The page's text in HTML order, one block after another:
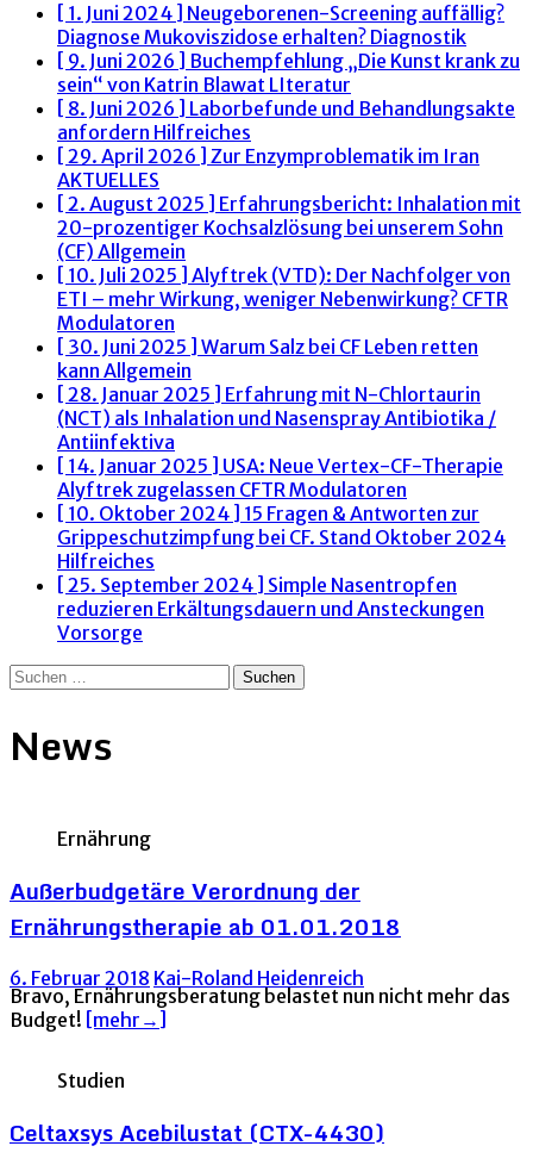
[ 1. Juni 2024 ] Neugeborenen-Screening auffällig?
Diagnose Mukoviszidose erhalten? Diagnostik
[ 9. Juni 2026 ] Buchempfehlung „Die Kunst krank zu
sein“ von Katrin Blawat LIteratur
[ 8. Juni 2026 ] Laborbefunde und Behandlungsakte
anfordern Hilfreiches
[ 29. April 2026 ] Zur Enzymproblematik im Iran
AKTUELLES
[ 2. August 2025 ] Erfahrungsbericht: Inhalation mit
20-prozentiger Kochsalzlösung bei unserem Sohn
(CF) Allgemein
[ 10. Juli 2025 ] Alyftrek (VTD): Der Nachfolger von
ETI – mehr Wirkung, weniger Nebenwirkung? CFTR
Modulatoren
[ 30. Juni 2025 ] Warum Salz bei CF Leben retten
kann Allgemein
[ 28. Januar 2025 ] Erfahrung mit N-Chlortaurin
(NCT) als Inhalation und NasensprayAntibiotika /
Antiinfektiva
[ 14. Januar 2025 ] USA: Neue Vertex-CF-Therapie
Alyftrek zugelassen CFTR Modulatoren
[ 10. Oktober 2024 ] 15 Fragen & Antworten zur
Grippeschutzimpfung bei CF. Stand Oktober 2024
Hilfreiches
[ 25. September 2024 ] Simple Nasentropfen
reduzieren Erkältungsdauern und Ansteckungen
Vorsorge
Suchen
News
Ernährung
Außerbudgetäre Verordnung der
Ernährungstherapie ab 01.01.2018
6. Februar 2018 Kai-Roland Heidenreich
Bravo, Ernährungsberatung belastet nun nicht mehr das
Budget! [mehr→]
Studien
Celtaxsys Acebilustat (CTX-4430)